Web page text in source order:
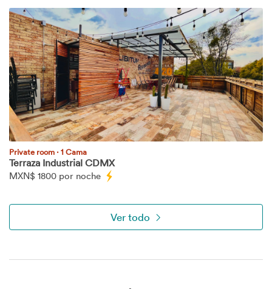
Private room ·1 Cama
Terraza Industrial CDMX
MXN$ 1800 por noche
Ver todo